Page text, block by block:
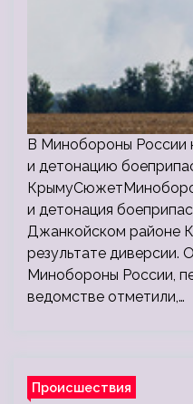
В Минобороны России
и детонацию
и детонация
Джанкойском районе
результате диверсии.
Минобороны России,
ведомстве отметили,…
Происшествия